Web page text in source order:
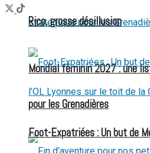
Mondial féminin 2027 : une
pour les Grenadières
Rico, grosse désillusion
Foot-Expatriées : Un but de